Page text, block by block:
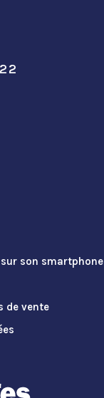
son smartphone
de vente